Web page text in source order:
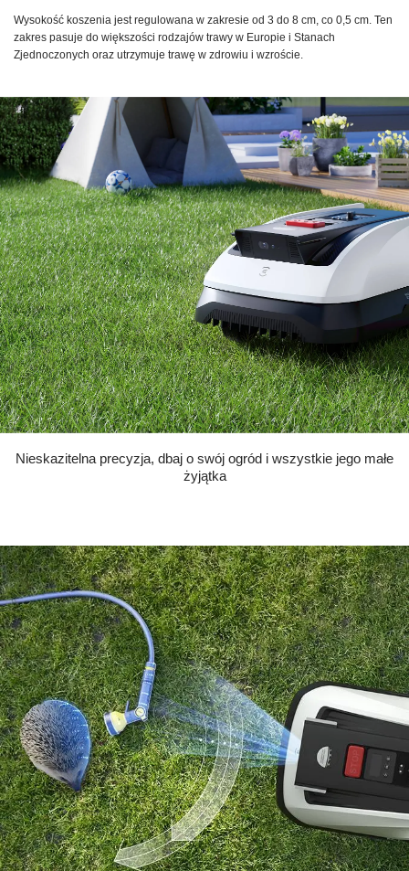
Wysokość koszenia jest regulowana w zakresie od 3 do 8 cm, co 0,5 cm. Ten
zakres pasuje do większości rodzajów trawy w Europie i Stanach
Zjednoczonych oraz utrzymuje trawę w zdrowiu i wzroście.
Nieskazitelna precyzja, dbaj o swój ogród i wszystkie jego małe
żyjątka